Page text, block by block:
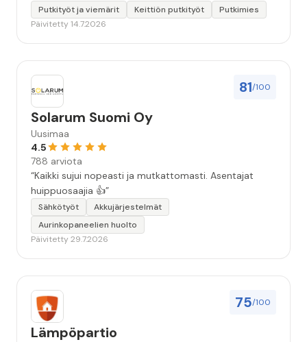
seuraavallakin kerralla!”
Putkityöt ja viemärit Keittiön putkityöt
Putkimies
Päivitetty 14.7.2026
81/100
Solarum Suomi Oy
Uusimaa
4.5
788 arviota
“Kaikki sujui nopeasti ja mutkattomasti. Asentajat
huippuosaajia 👍”
Sähkötyöt
Akkujärjestelmät
Aurinkopaneelien huolto
Päivitetty 29.7.2026
75/100
Lämpöpartio